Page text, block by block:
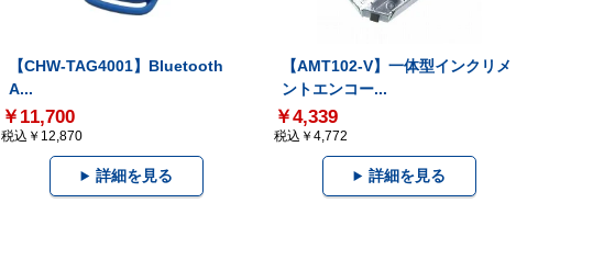
【CHW-TAG4001】Bluetooth
A...
￥11,700
税込￥12,870
詳細を見る
【AMT102-V】一体型インクリメ
ントエンコー...
￥4,339
税込￥4,772
詳細を見る